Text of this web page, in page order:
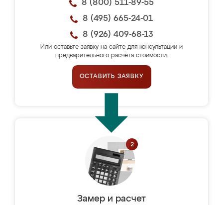
8 (800) 511-89-55
8 (495) 665-24-01
8 (926) 409-68-13
Или оставьте заявку на сайте для консультации и
предварительного расчёта стоимости.
ОСТАВИТЬ ЗАЯВКУ
Замер и расчет